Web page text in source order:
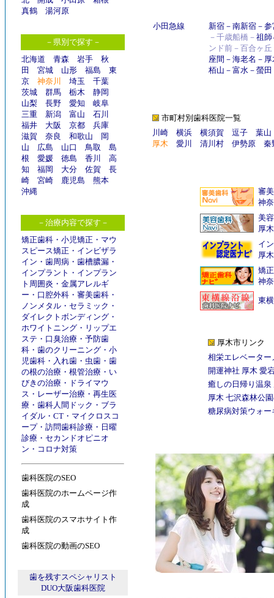
真鶴
湯河原
－県別で探す－
北海道
青森 岩手
秋
田
宮城 山形 福島
東
京
神奈川 埼玉
千葉
茨城
群馬 栃木
静岡
山梨
長野 愛知
岐阜
三重
新潟 富山
石川
福井
大阪 京都
兵庫
滋賀
奈良 和歌山
岡
山
広島 山口 鳥取
島
根
愛媛 徳島 香川
高
知
福岡 大分 佐賀
長
崎
宮崎 鹿児島
熊本
沖縄
－治療内容で探す－
矯正歯科 ・ 小児矯正 ・ マウ
スピース矯正 ・ インビザラ
イン ・ 歯周病 ・ 歯槽膿漏 ・
インプラント ・ インプラン
ト周囲炎 ・ 金属アレルギ
ー ・ 口腔外科 ・ 審美歯科 ・
ノンメタル ・ セラミック ・
ダイレクトボンディング ・
ホワイトニング ・ リップエ
ステ ・ 口臭治療 ・ 予防歯
科 ・ 歯のクリーニング ・ 小
児歯科 ・ 入れ歯 ・ 虫歯 ・ 歯
の根の治療 ・ 根管治療 ・ い
びきの治療 ・ ドライマウ
ス ・ レーザー治療 ・ 再生医
療 ・ 歯科人間ドック ・ ブラ
イダル ・ CT ・ マイクロスコ
ープ・ 訪問歯科診療 ・ 日曜
診療 ・ セカンドオピニオ
ン ・ コロナ対策
歯科医院のSEO
歯科医院のホームページ作
成
歯科医院のスマホサイト作
成
歯科医院の動画のSEO
歯を残すスペシャリスト
DUO大阪歯科医院
小田急線 新宿 － 南新宿 － 参
－千歳船橋－ 祖師
ンド前－百合ヶ
座間 － 海老名 － 厚
栢山 － 富水 － 螢田
市町村別歯科医院一覧
川崎
横浜 横須賀 逗子
葉山
厚木
愛川 清川村 伊勢原 秦
審
神
美
厚
イ
厚
矯
神
東
厚木市リンク
相栄エレベーター
開運神社 厚木 愛
癒しの日帰り温泉
厚木 七沢森林公
糖尿病対策ウォ